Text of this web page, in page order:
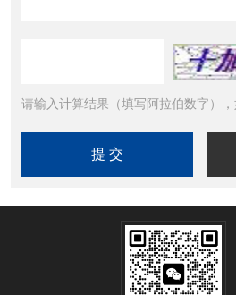
请输入计算结果（填写阿拉伯数字）